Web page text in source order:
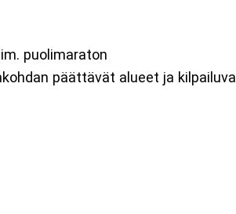
puolimaraton
päättävät alueet ja